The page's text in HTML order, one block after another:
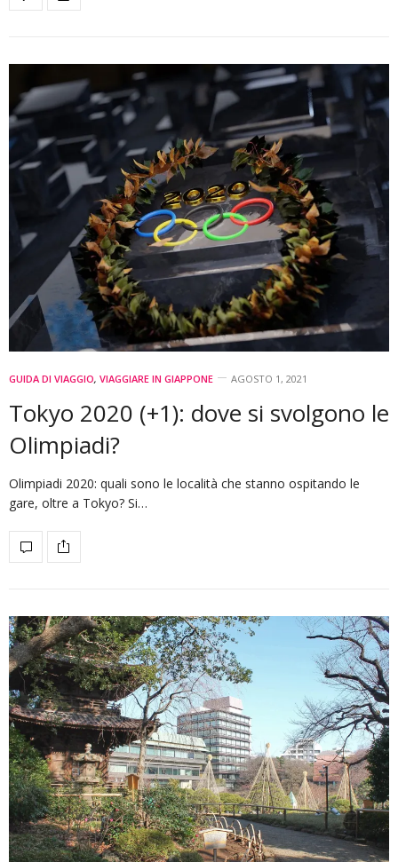
GUIDA DI VIAGGIO, VIAGGIARE IN GIAPPONE AGOSTO 1, 2021
Tokyo 2020 (+1): dove si svolgono le
Olimpiadi?
Olimpiadi 2020: quali sono le località che stanno ospitando le
gare, oltre a Tokyo? Si…